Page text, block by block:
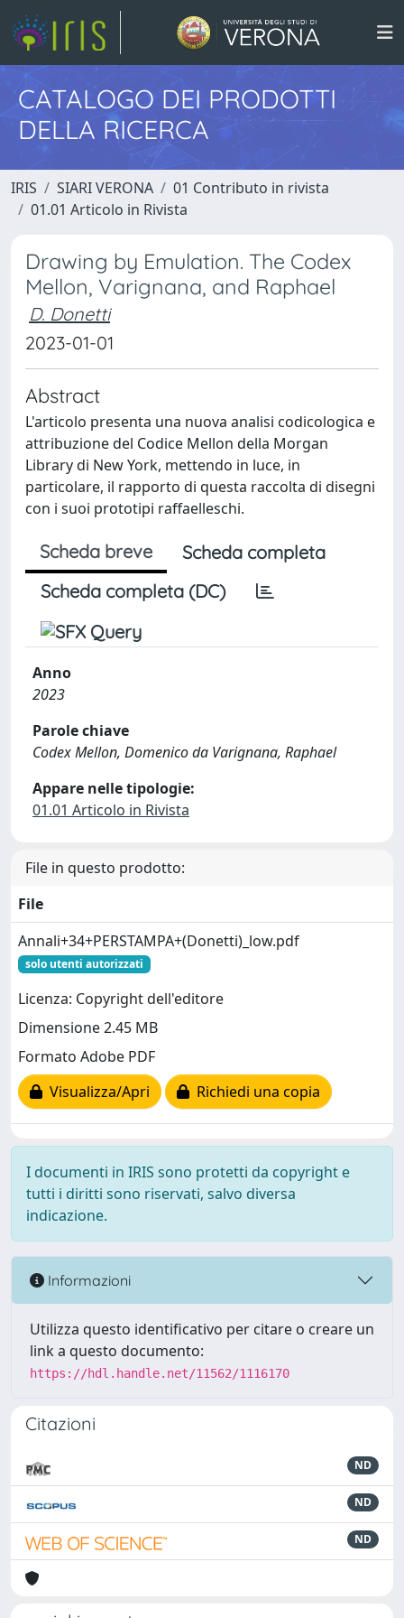
CATALOGO DEI PRODOTTI
DELLA RICERCA
IRIS SIARI VERONA
01 Contributo in rivista
01.01 Articolo in Rivista
Drawing by Emulation. The Codex
Mellon, Varignana, and Raphael
D. Donetti
2023-01-01
Abstract
L'articolo presenta una nuova analisi codicologica e
attribuzione del Codice Mellon della Morgan
Library di New York, mettendo in luce, in
particolare, il rapporto di questa raccolta di disegni
con i suoi prototipi raffaelleschi.
Scheda breve
Scheda completa
Scheda completa (DC)
Anno
2023
Parole chiave
Codex Mellon, Domenico da Varignana, Raphael
Appare nelle tipologie:
01.01 Articolo in Rivista
File in questo prodotto:
File
Annali+34+PERSTAMPA+(Donetti)_low.pdf
solo utenti autorizzati
Licenza: Copyright dell'editore
Dimensione 2.45 MB
Formato Adobe PDF
Visualizza/Apri
Richiedi una copia
I documenti in IRIS sono protetti da copyright e
tutti i diritti sono riservati, salvo diversa
indicazione.
Informazioni
Utilizza questo identificativo per citare o creare un
link a questo documento:
https://hdl.handle.net/11562/1116170
Citazioni
ND
ND
ND